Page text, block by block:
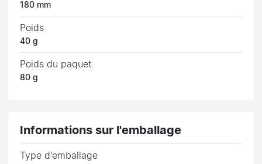
180 mm
Poids
40 g
Poids du paquet
80 g
Informations sur l'emballage
Type d'emballage